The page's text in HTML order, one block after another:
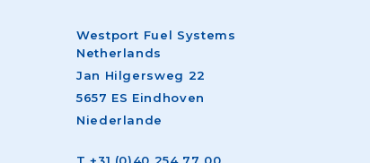
Westport Fuel Systems
Netherlands
Jan Hilgersweg 22
5657 ES Eindhoven
Niederlande
T+31 (0)40 254 77 00